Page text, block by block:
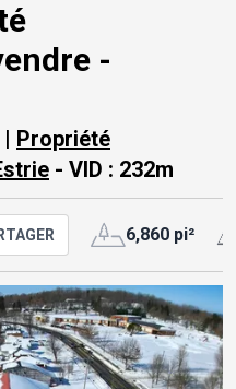
-
Propriété
- VID : 232m
6,860 pi²